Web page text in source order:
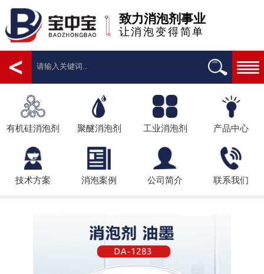
致力消泡剂事业
让消泡变得简单
有机硅消泡剂 聚醚消泡剂 工业消泡剂 产品中心
技术方案 消泡案例 公司简介 联系我们